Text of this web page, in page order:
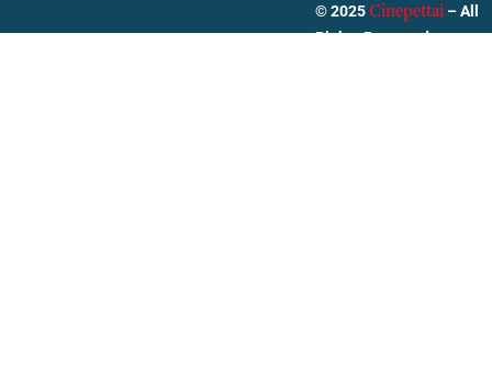
© 2025 Cinepettai – All
Rights Reserved